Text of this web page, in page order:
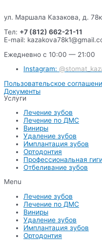
ул. Маршала Казакова, д.
Тел: +7 (812) 662-21-11
E-mail:
Ежедневно с 10:00 — 21:00
Instagram:
Пользовательское
Документы
Услуги
Лечение зубов
Лечение по ДМС
Виниры
Удаление зубов
Имплантация зубов
Ортодонтия
Профессиональная
Отбеливание зубов
Menu
Лечение зубов
Лечение по ДМС
Виниры
Удаление зубов
Имплантация зубов
Ортодонтия